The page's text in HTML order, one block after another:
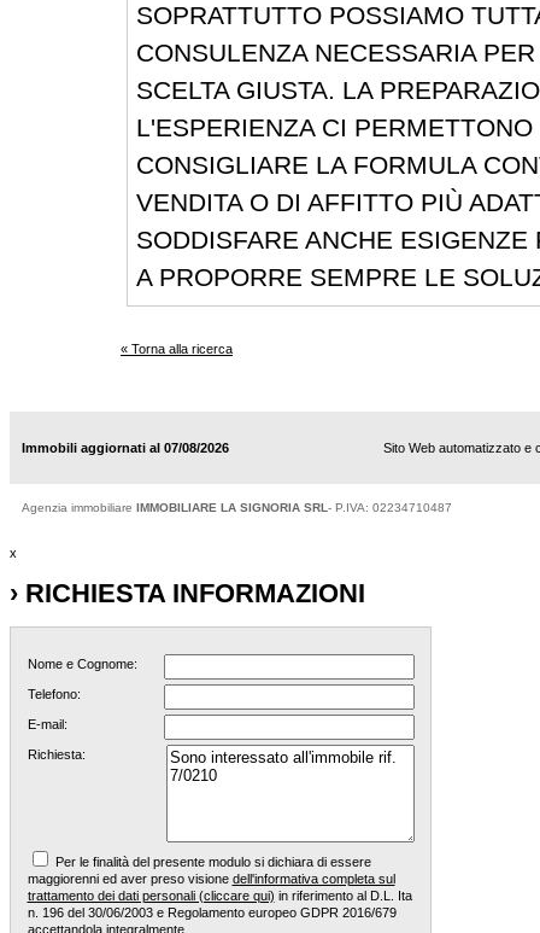
SOPRATTUTTO POSSIAMO
CONSULENZA NECESSARIA
SCELTA GIUSTA. LA
L'ESPERIENZA CI PERMETTONO
CONSIGLIARE LA FORMULA
VENDITA O DI AFFITTO PIÙ
SODDISFARE ANCHE ESIGENZE
A PROPORRE SEMPRE LE
« Torna alla ricerca
Immobili aggiornati al 07/08/2026 Sito Web automatizzato e
Agenzia immobiliare IMMOBILIARE LA SIGNORIA SRL - P.IVA: 02234710487
x
› RICHIESTA INFORMAZIONI
Nome e Cognome:
Telefono:
E-mail:
Richiesta:
Per le finalità del presente modulo si dichiara di essere
maggiorenni ed aver preso visione dell'informativa completa sul
trattamento dei dati personali (cliccare qui) in riferimento al D.L. Ita
n. 196 del 30/06/2003 e Regolamento europeo GDPR 2016/679
accettandola integralmente.